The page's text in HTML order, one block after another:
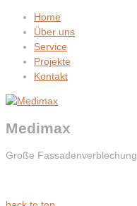
Home
Über uns
Service
Projekte
Kontakt
Medimax
Große Fassadenverblechung